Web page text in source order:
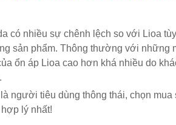
có nhiều sự chênh lệch so với Lioa
sản phẩm. Thông thường với những
ổn áp Lioa cao hơn khá nhiều do
người tiêu dùng thông thái, chọn mua
lý nhất!